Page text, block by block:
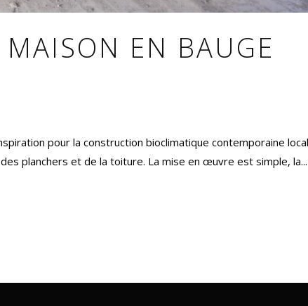
EN BAUGE
pour la construction bioclimatique contemporaine
planchers et de la toiture. La mise en œuvre est simple, la...